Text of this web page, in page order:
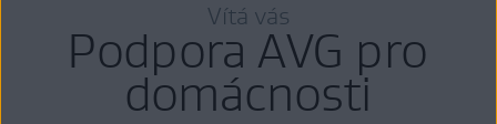
Vítá vás
Podpora AVG pro
domácnosti